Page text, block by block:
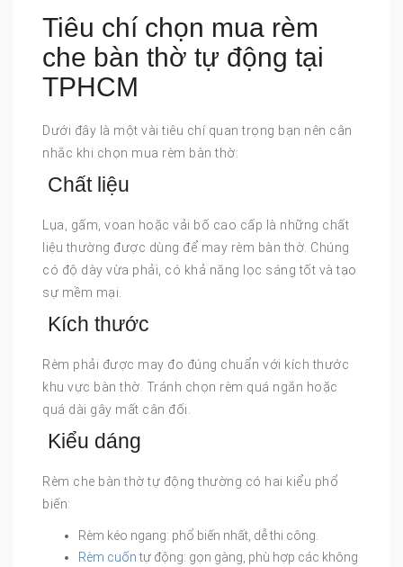
Tiêu chí chọn mua rèm
che bàn thờ tự động tại
TPHCM
Dưới đây là một vài tiêu chí quan trọng bạn nên cân
nhắc khi chọn mua rèm bàn thờ:
Chất liệu
Lụa, gấm, voan hoặc vải bố cao cấp là những chất
liệu thường được dùng để may rèm bàn thờ. Chúng
có độ dày vừa phải, có khả năng lọc sáng tốt và tạo
sự mềm mại.
Kích thước
Rèm phải được may đo đúng chuẩn với kích thước
khu vực bàn thờ. Tránh chọn rèm quá ngắn hoặc
quá dài gây mất cân đối.
Kiểu dáng
Rèm che bàn thờ tự động thường có hai kiểu phổ
biến:
Rèm kéo ngang: phổ biến nhất, dễ thi công.
Rèm cuốntự động: gọn gàng, phù hợp các không